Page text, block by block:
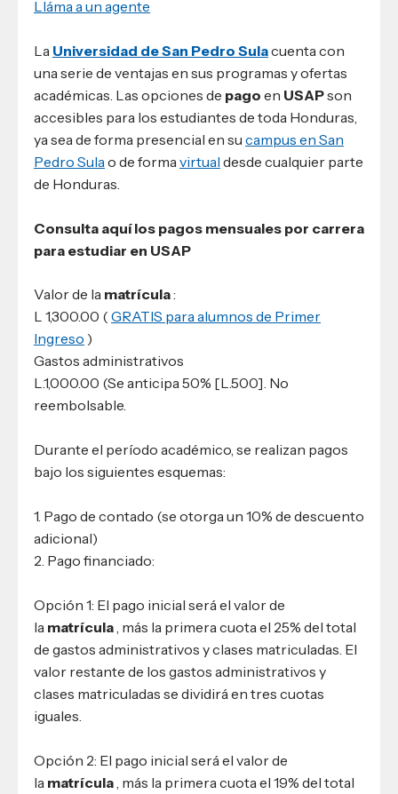
Lláma a un agente
La Universidad de San Pedro Sulacuenta con
una serie de ventajas en sus programas y ofertas
académicas. Las opciones de pago en USAPson
accesibles para los estudiantes de toda Honduras,
ya sea de forma presencial en su campus en San
Pedro Sula o de forma virtual desde cualquier parte
de Honduras.
Consulta aquí los pagos mensuales por carrera
para estudiar en USAP
Valor de la matrícula:
L 1,300.00 ( GRATIS para alumnos de Primer
Ingreso )
Gastos administrativos
L.1,000.00 (Se anticipa 50% [L.500]. No
reembolsable.
Durante el período académico, se realizan pagos
bajo los siguientes esquemas:
1. Pago de contado (se otorga un 10% de descuento
adicional)
2. Pago financiado:
Opción 1: El pago inicial será el valor de
la matrícula , más la primera cuota el 25% del total
de gastos administrativos y clases matriculadas. El
valor restante de los gastos administrativos y
clases matriculadas se dividirá en tres cuotas
iguales.
Opción 2: El pago inicial será el valor de
la matrícula , más la primera cuota el 19% del total